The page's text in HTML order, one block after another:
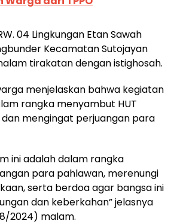
04 Lingkungan Etan Sawah
Kecamatan Sutojayan
tirakatan dengan istighosah.
menjelaskan bahwa kegiatan
rangka menyambut HUT
dan mengingat perjuangan para
ini adalah dalam rangka
para pahlawan, merenungi
serta berdoa agar bangsa ini
dan keberkahan” jelasnya
2024) malam.